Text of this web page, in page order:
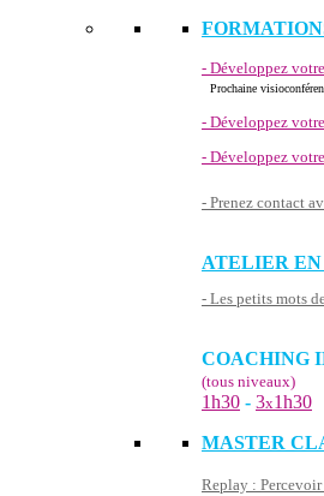
- Développez
Prochaine
- Développez
- Développez
- Prenez contact
ATELIER
- Les petits mots
COACHING
(tous niveaux)
1h30 - 3x1h30
MASTER
Replay :